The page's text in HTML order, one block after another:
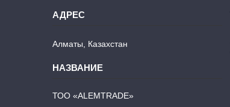
Алматы, Казахстан
ТОО «ALEMTRADE»